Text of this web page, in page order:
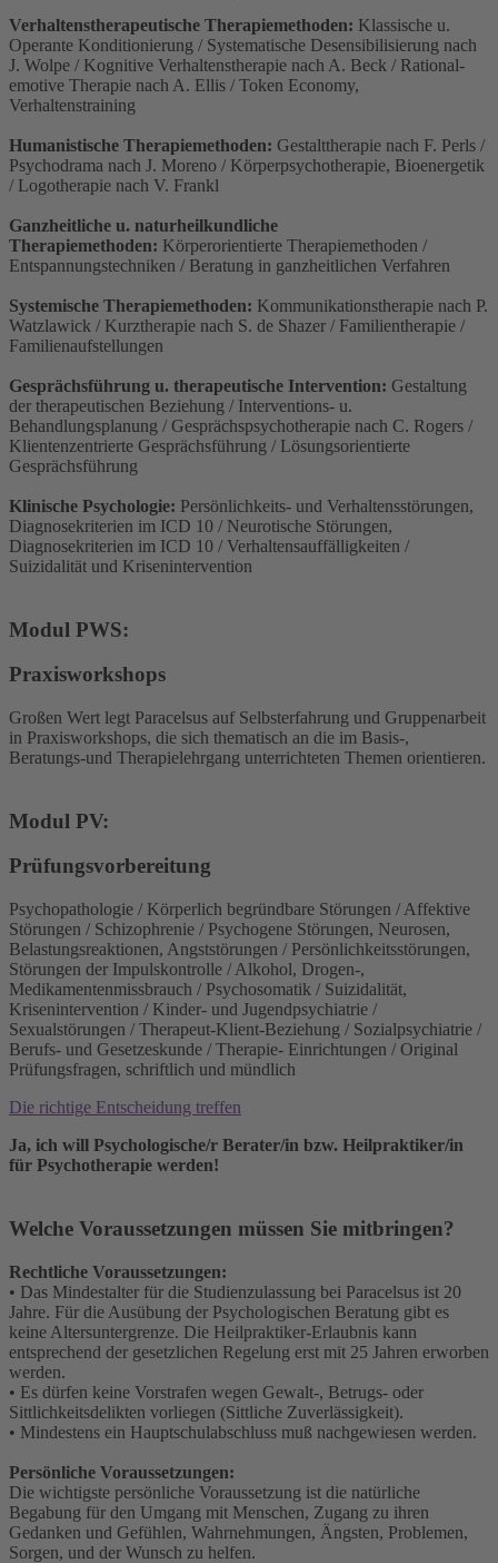
Verhaltenstherapeutische Therapiemethoden: Klassische u.
Operante Konditionierung / Systematische Desensibilisierung nach
J. Wolpe / Kognitive Verhaltenstherapie nach A. Beck / Rational-
emotive Therapie nach A. Ellis / Token Economy,
Verhaltenstraining
Humanistische Therapiemethoden: Gestalttherapie nach F. Perls /
Psychodrama nach J. Moreno / Körperpsychotherapie, Bioenergetik
/ Logotherapie nach V. Frankl
Ganzheitliche u. naturheilkundliche
Therapiemethoden: Körperorientierte Therapiemethoden /
Entspannungstechniken / Beratung in ganzheitlichen Verfahren
Systemische Therapiemethoden: Kommunikationstherapie nach P.
Watzlawick / Kurztherapie nach S. de Shazer / Familientherapie /
Familienaufstellungen
Gesprächsführung u. therapeutische Intervention: Gestaltung
der therapeutischen Beziehung / Interventions- u.
Behandlungsplanung / Gesprächspsychotherapie nach C. Rogers /
Klientenzentrierte Gesprächsführung / Lösungsorientierte
Gesprächsführung
Klinische Psychologie: Persönlichkeits- und Verhaltensstörungen,
Diagnosekriterien im ICD 10 / Neurotische Störungen,
Diagnosekriterien im ICD 10 / Verhaltensauffälligkeiten /
Suizidalität und Krisenintervention
Modul PWS:
Praxisworkshops
Großen Wert legt Paracelsus auf Selbsterfahrung und Gruppenarbeit
in Praxisworkshops, die sich thematisch an die im Basis-,
Beratungs-und Therapielehrgang unterrichteten Themen orientieren.
Modul PV:
Prüfungsvorbereitung
Psychopathologie / Körperlich begründbare Störungen / Affektive
Störungen / Schizophrenie / Psychogene Störungen, Neurosen,
Belastungsreaktionen, Angststörungen / Persönlichkeitsstörungen,
Störungen der Impulskontrolle / Alkohol, Drogen-,
Medikamentenmissbrauch / Psychosomatik / Suizidalität,
Krisenintervention / Kinder- und Jugendpsychiatrie /
Sexualstörungen / Therapeut-Klient-Beziehung / Sozialpsychiatrie /
Berufs- und Gesetzeskunde / Therapie- Einrichtungen / Original
Prüfungsfragen, schriftlich und mündlich
Die richtige Entscheidung treffen
Ja, ich will Psychologische/r Berater/in bzw. Heilpraktiker/in
für Psychotherapie werden!
Welche Voraussetzungen müssen Sie mitbringen?
Rechtliche Voraussetzungen:
• Das Mindestalter für die Studienzulassung bei Paracelsus ist 20
Jahre. Für die Ausübung der Psychologischen Beratung gibt es
keine Altersuntergrenze. Die Heilpraktiker-Erlaubnis kann
entsprechend der gesetzlichen Regelung erst mit 25 Jahren erworben
werden.
• Es dürfen keine Vorstrafen wegen Gewalt-, Betrugs- oder
Sittlichkeitsdelikten vorliegen (Sittliche Zuverlässigkeit).
• Mindestens ein Hauptschulabschluss muß nachgewiesen werden.
Persönliche Voraussetzungen:
Die wichtigste persönliche Voraussetzung ist die natürliche
Begabung für den Umgang mit Menschen, Zugang zu ihren
Gedanken und Gefühlen, Wahrnehmungen, Ängsten, Problemen,
Sorgen, und der Wunsch zu helfen.